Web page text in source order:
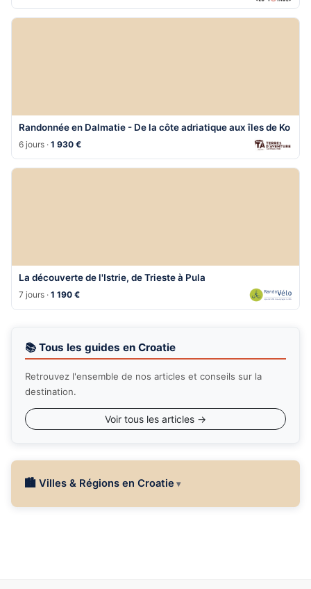
Randonnée en Dalmatie - De la côte adriatique aux îles de Ko
6 jours ·1 930 €
La découverte de l'Istrie, de Trieste à Pula
7 jours ·1 190 €
📚 Tous les guides en Croatie
Retrouvez l'ensemble de nos articles et conseils sur la
destination.
Voir tous les articles →
🏙 Villes & Régions en Croatie